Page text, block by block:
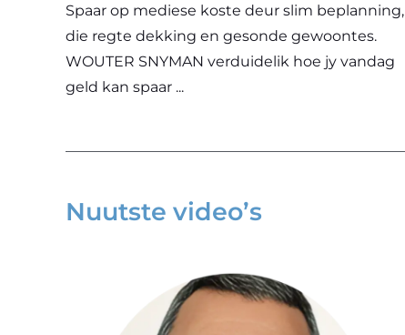
Spaar op mediese koste deur slim beplanning,
die regte dekking en gesonde gewoontes.
WOUTER SNYMAN verduidelik hoe jy vandag
geld kan spaar ...
Nuutste video’s